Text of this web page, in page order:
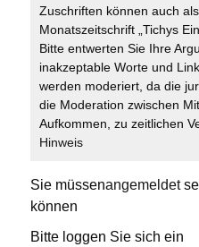
Zuschriften können auch
Monatszeitschrift „Tichys
Bitte entwerten Sie Ihre
inakzeptable Worte und
werden moderiert, da die
die Moderation zwischen
Aufkommen, zu zeitlichen
Hinweis
Sie müssenangemeldet
können
Bitte loggen Sie sich ein